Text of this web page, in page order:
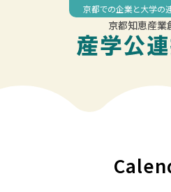
京都での企業と大学の
京都知恵産業